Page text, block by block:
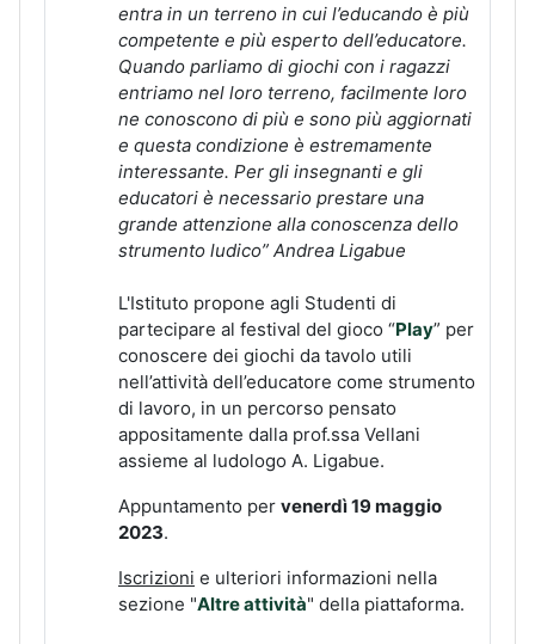
entra in un terreno in cui l’educando è più
competente e più esperto dell’educatore.
Quando parliamo di giochi con i ragazzi
entriamo nel loro terreno, facilmente loro
ne conoscono di più e sono più aggiornati
e questa condizione è estremamente
interessante. Per gli insegnanti e gli
educatori è necessario prestare una
grande attenzione alla conoscenza dello
strumento ludico” Andrea Ligabue
L'Istituto propone agli Studenti di
partecipare al festival del gioco “Play” per
conoscere dei giochi da tavolo utili
nell’attività dell’educatore come strumento
di lavoro, in un percorso pensato
appositamente dalla prof.ssa Vellani
assieme al ludologo A. Ligabue.
Appuntamento per venerdì 19 maggio
2023.
Iscrizioni e ulteriori informazioni nella
sezione "Altre attività" della piattaforma.